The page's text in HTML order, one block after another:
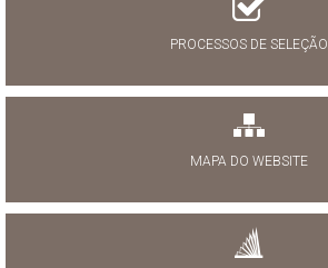
PROCESSOS DE SELEÇÃO
MAPA DO WEBSITE